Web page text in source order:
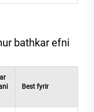
bathkar efni
Best fyrir